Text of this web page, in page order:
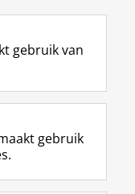
gebruik van
gebruik